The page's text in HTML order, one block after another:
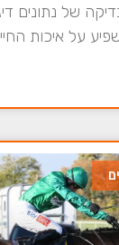
של נתונים
על איכות